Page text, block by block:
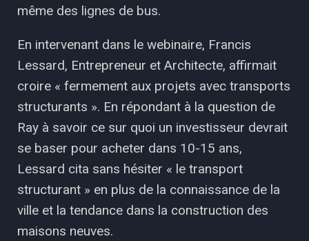
même des lignes de bus.
En intervenant dans le webinaire, Francis
Lessard, Entrepreneur et Architecte, affirmait
croire « fermement aux projets avec transports
structurants ». En répondant à la question de
Ray à savoir ce sur quoi un investisseur devrait
se baser pour acheter dans 10-15 ans,
Lessard cita sans hésiter « le transport
structurant » en plus de la connaissance de la
ville et la tendance dans la construction des
maisons neuves.